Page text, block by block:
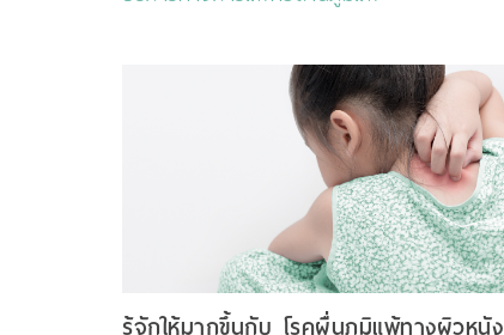
รู้จักให้มากขึ้นกับ โรคผื่นภูมิแพ้ทางผิวหนัง